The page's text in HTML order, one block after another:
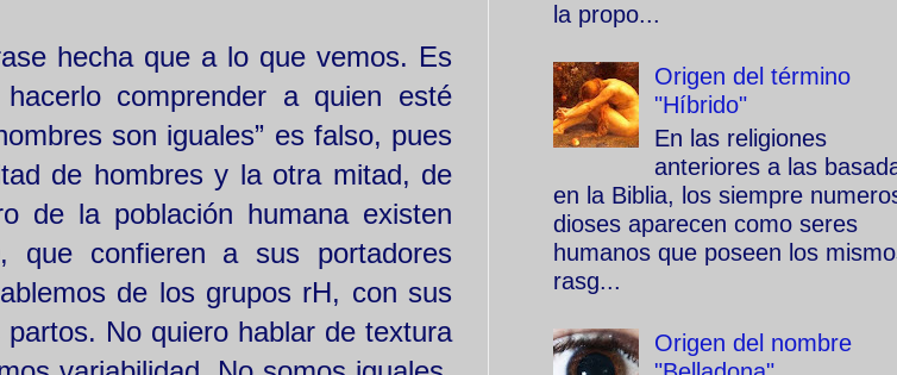
hecha que a lo que vemos. Es
comprender a quien esté
son iguales” es falso, pues
de hombres y la otra mitad, de
de la población humana existen
confieren a sus portadores
de los grupos rH, con sus
No quiero hablar de textura
la propo...
Origen del término
"Híbrido"
En las religiones
anteriores a las
en la Biblia, los siempre
dioses aparecen como seres
humanos que poseen los
rasg...
Origen del nombre